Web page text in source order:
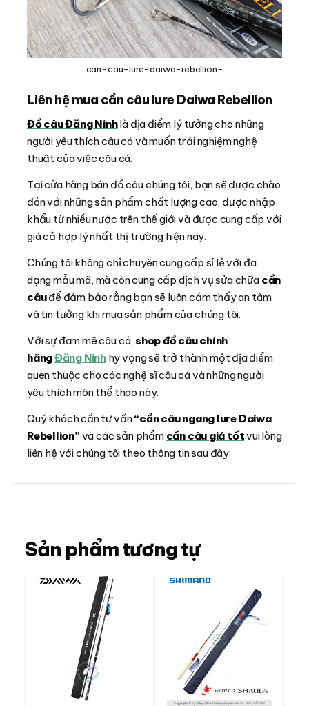
can-cau-lure-daiwa-rebellion-
Liên hệ mua cần câu lure Daiwa Rebellion
Đồ câu Đăng Ninhlà địa điểm lý tưởng cho những
người yêu thích câu cá và muốn trải nghiệm nghệ
thuật của việc câu cá.
Tại cửa hàng bán đồ câu chúng tôi, bạn sẽ được chào
đón với những sản phẩm chất lượng cao, được nhập
khẩu từ nhiều nước trên thế giới và được cung cấp với
giá cả hợp lý nhất thị trường hiện nay.
Chúng tôi không chỉ chuyên cung cấp sỉ lẻ với đa
dạng mẫu mã, mà còn cung cấp dịch vụ sửa chữa cần
câuđể đảm bảo rằng bạn sẽ luôn cảm thấy an tâm
và tin tưởng khi mua sản phẩm của chúng tôi.
Với sự đam mê câu cá, shop đồ câu chính
hãngĐăng Ninhhy vọng sẽ trở thành một địa điểm
quen thuộc cho các nghệ sĩ câu cá và những người
yêu thích môn thể thao này.
Quý khách cần tư vấn“cần câu ngang lure Daiwa
Rebellion” và các sản phẩm cần câu giá tốtvui lòng
liên hệ với chúng tôi theo thông tin sau đây:
Sản phẩm tương tự